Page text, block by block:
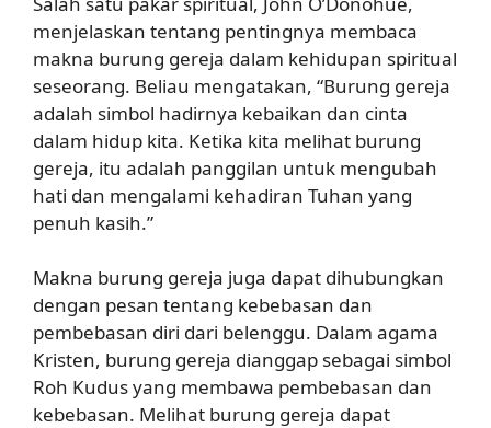
menjelaskan tentang pentingnya membaca
makna burung gereja dalam kehidupan spiritual
seseorang. Beliau mengatakan, “Burung gereja
adalah simbol hadirnya kebaikan dan cinta
dalam hidup kita. Ketika kita melihat burung
gereja, itu adalah panggilan untuk mengubah
hati dan mengalami kehadiran Tuhan yang
penuh kasih.”
Makna burung gereja juga dapat dihubungkan
dengan pesan tentang kebebasan dan
pembebasan diri dari belenggu. Dalam agama
Kristen, burung gereja dianggap sebagai simbol
Roh Kudus yang membawa pembebasan dan
kebebasan. Melihat burung gereja dapat